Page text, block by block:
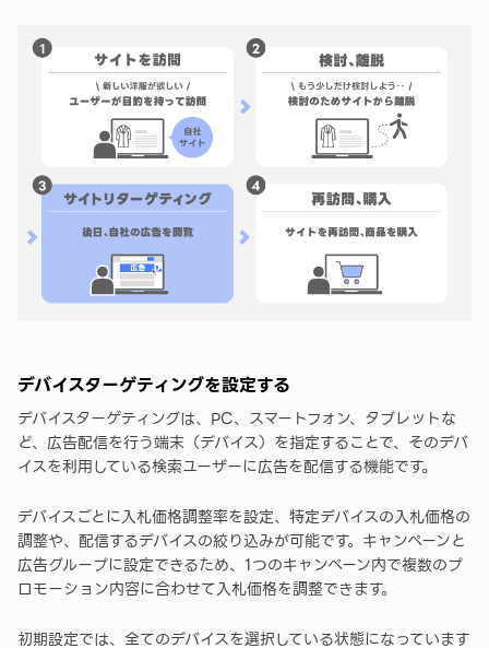
デバイスターゲティングを設定する
デバイスターゲティングは、PC、スマートフォン、タブレットな
ど、広告配信を行う端末（デバイス）を指定することで、そのデバ
イスを利用している検索ユーザーに広告を配信する機能です。
デバイスごとに入札価格調整率を設定、特定デバイスの入札価格の
調整や、配信するデバイスの絞り込みが可能です。キャンペーンと
広告グループに設定できるため、1つのキャンペーン内で複数のプ
ロモーション内容に合わせて入札価格を調整できます。
初期設定では、全てのデバイスを選択している状態になっています